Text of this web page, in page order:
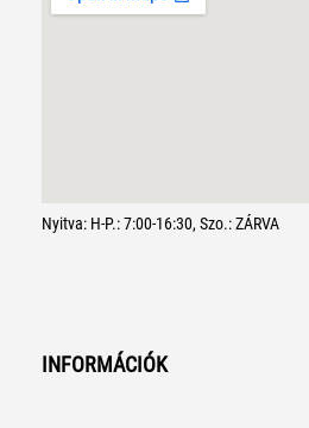
Nyitva: H-P.: 7:00-16:30, Szo.: ZÁRVA
INFORMÁCIÓK